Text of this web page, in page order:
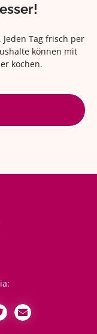
Tag frisch per
können mit
kochen.